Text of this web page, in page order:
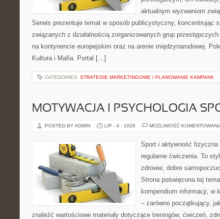
aktualnym wyzwaniom
Serwis prezentuje temat w sposób publicystyczny, koncentrując
związanych z działalnością zorganizowanych grup
na kontynencie europejskim oraz na arenie międzynarodowej.
Kultura i Mafia. Portal […]
CATEGORIES: STRATEGIE MARKETINGOWE I PLANOWANIE KAMPANII
MOTYWACJA I PSYCHOLOGIA
POSTED BY ADMIN LIP - 4 - 2026 MOŻLIWOŚĆ
Sport i aktywność
regularne ćwiczenia. To
zdrowie, dobre
Strona poświęcona tej
kompendium informacji, w
– zarówno początkujący,
znaleźć wartościowe materiały dotyczące treningów, ćwiczeń,